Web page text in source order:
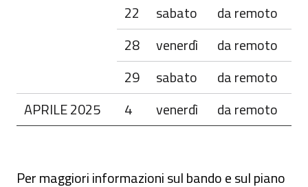
22
sabato
da remoto
28
venerdì
da remoto
29
sabato
da remoto
APRILE 2025
4 venerdì da remoto
Per maggiori informazioni sul bando e sul piano